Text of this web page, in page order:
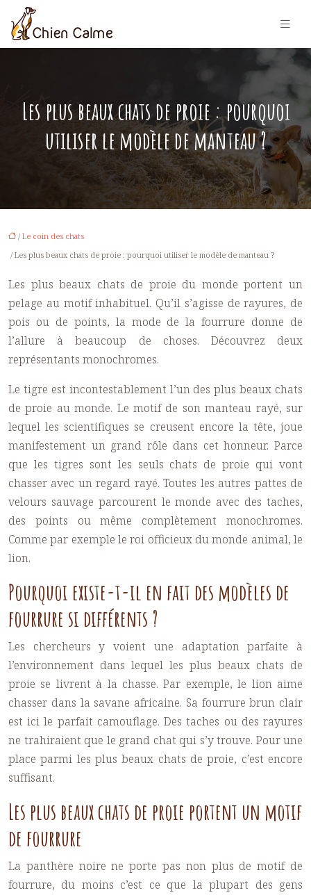
Les plus beaux chats de proie : pourquoi
utiliser le modèle de manteau ?
/ Le coin des chats
/ Les plus beaux chats de proie : pourquoi utiliser le modèle de manteau ?
Les plus beaux chats de proie du monde portent un
pelage au motif inhabituel. Qu’il s’agisse de rayures, de
pois ou de points, la mode de la fourrure donne de
l’allure à beaucoup de choses. Découvrez deux
représentants monochromes.
Le tigre est incontestablement l’un des plus beaux chats
de proie au monde. Le motif de son manteau rayé, sur
lequel les scientifiques se creusent encore la tête, joue
manifestement un grand rôle dans cet honneur. Parce
que les tigres sont les seuls chats de proie qui vont
chasser avec un regard rayé. Toutes les autres pattes de
velours sauvage parcourent le monde avec des taches,
des points ou même complètement monochromes.
Comme par exemple le roi officieux du monde animal, le
lion.
Pourquoi existe-t-il en fait des modèles de
fourrure si différents ?
Les chercheurs y voient une adaptation parfaite à
l’environnement dans lequel les plus beaux chats de
proie se livrent à la chasse. Par exemple, le lion aime
chasser dans la savane africaine. Sa fourrure brun clair
est ici le parfait camouflage. Des taches ou des rayures
ne trahiraient que le grand chat qui s’y trouve. Pour une
place parmi les plus beaux chats de proie, c’est encore
suffisant.
Les plus beaux chats de proie portent un motif
de fourrure
La panthère noire ne porte pas non plus de motif de
fourrure, du moins c’est ce que la plupart des gens